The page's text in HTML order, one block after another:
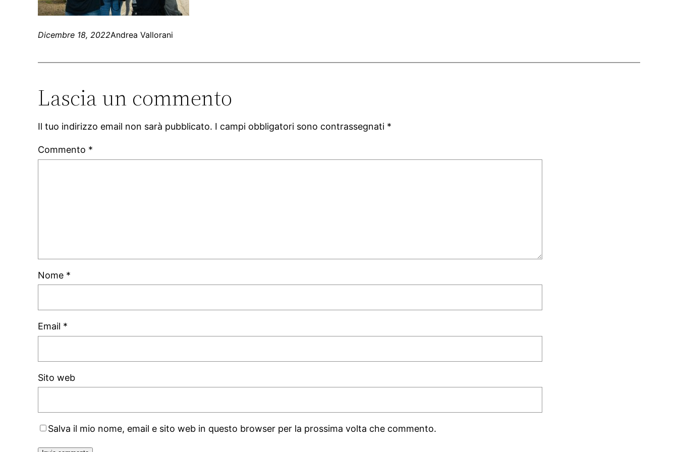
Dicembre 18, 2022Andrea Vallorani
Lascia un commento
Il tuo indirizzo email non sarà pubblicato. I campi obbligatori sono contrassegnati *
Commento *
Nome *
Email *
Sito web
Salva il mio nome, email e sito web in questo browser per la prossima volta che commento.